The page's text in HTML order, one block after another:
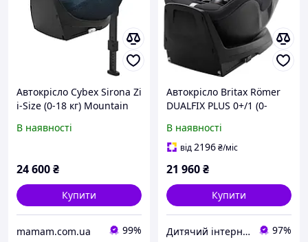
Автокрісло Cybex Sirona Zi
i-Size (0-18 кг) Mountain
В наявності
24 600₴
Купити
mamam.com.ua 99%
Автокрісло Britax Römer
DUALFIX PLUS 0+/1 (0-
В наявності
від2196₴/міс
21 960₴
Купити
Дитячий інтернет-магазин "Lolly Dolly" 97%